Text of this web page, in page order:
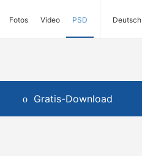
Fotos Video PSD Deutsch
Gratis-Download